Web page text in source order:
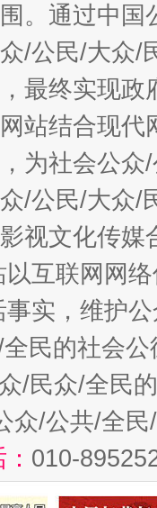
。通过中
/公民/大众/
最终实现
站结合现
为社会公
/公民/大众/
视文化传
互联网网
实，维护
民的社会公
/民众/全民
众/公共/全
010-